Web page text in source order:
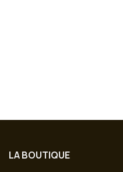
LA BOUTIQUE